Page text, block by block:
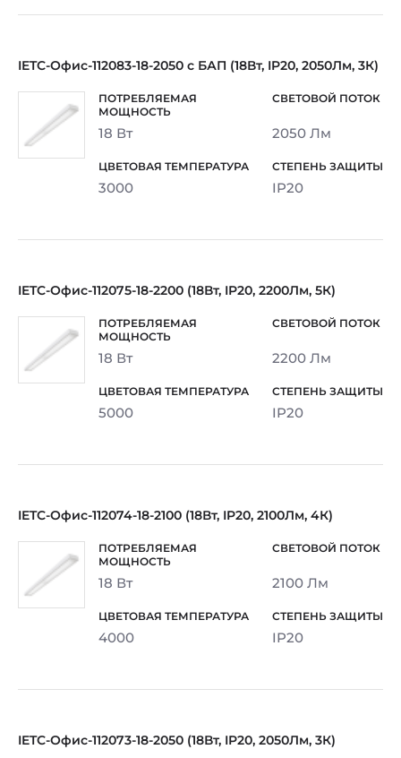
IETC-Офис-112083-18-2050 с БАП (18Вт, IP20, 2050Лм, 3К)
18 Вт 2050 Лм
3000 IP20
IETC-Офис-112075-18-2200 (18Вт, IP20, 2200Лм, 5К)
18 Вт 2200 Лм
5000 IP20
IETC-Офис-112074-18-2100 (18Вт, IP20, 2100Лм, 4К)
18 Вт 2100 Лм
4000 IP20
IETC-Офис-112073-18-2050 (18Вт, IP20, 2050Лм, 3К)